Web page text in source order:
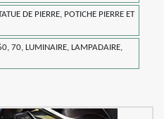
DE PIERRE, POTICHE PIERRE ET
70, LUMINAIRE, LAMPADAIRE,